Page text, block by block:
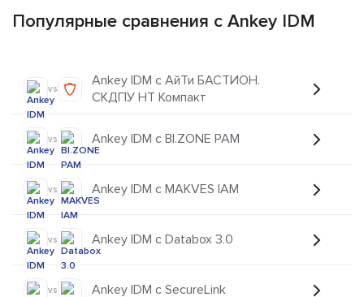
Популярные сравнения с Ankey IDM
vs
Ankey IDM с АйТи БАСТИОН.
СКДПУ НТ Компакт
vs Ankey IDM с BI.ZONE PAM
vs Ankey IDM с MAKVES IAM
vs Ankey IDM с Databox 3.0
vs Ankey IDM с SecureLink